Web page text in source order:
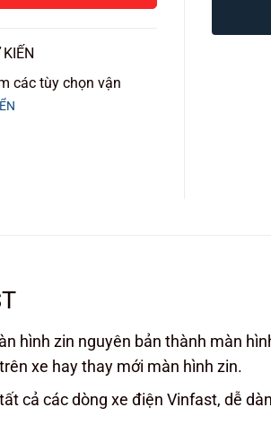
các tùy chọn vận
hình zin nguyên bản thành màn
xe hay thay mới màn hình zin.
cả các dòng xe điện Vinfast, dễ